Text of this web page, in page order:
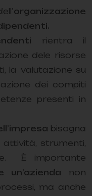
organizzazione
rientra il
dele risorse
la valutazione su
dei compiti
presenti in
bisogna
strumenti,
È importante
un’azienda non
ma anche